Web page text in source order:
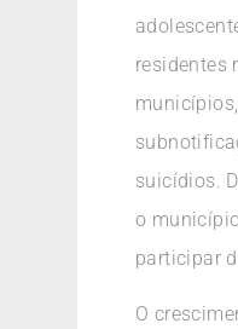
residentes
suicídios.
o
participar
O